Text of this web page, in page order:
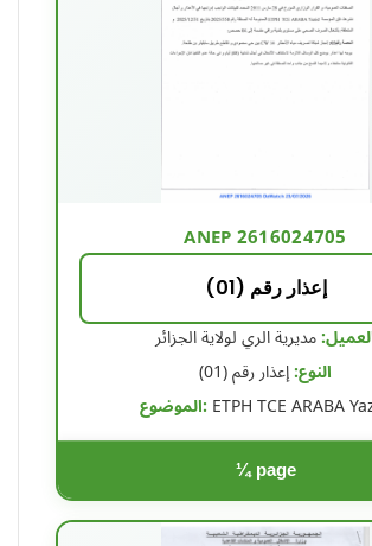
ANEP 2616024705
إعذار رقم (01)
مديرية الري لولاية الجزائر
النوع:إعذار رقم (01)
الموضوع: ETPH TCE ARABA
¼ page